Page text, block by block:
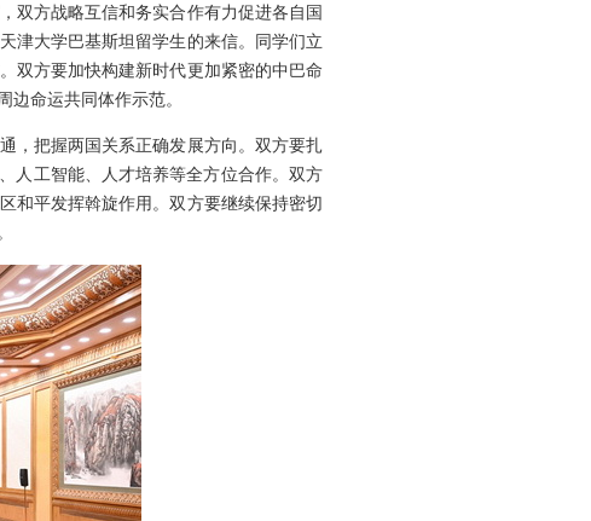
双方战略互信和务实合作有力促进各自国
津大学巴基斯坦留学生的来信。同学们立
双方要加快构建新时代更加紧密的中巴命
命运共同体作示范。
，把握两国关系正确发展方向。双方要扎
人工智能、人才培养等全方位合作。双方
和平发挥斡旋作用。双方要继续保持密切